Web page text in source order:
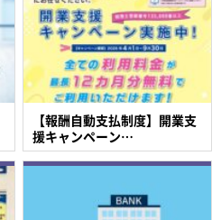
【報酬自動支払制度】開業支
援キャンペーン…